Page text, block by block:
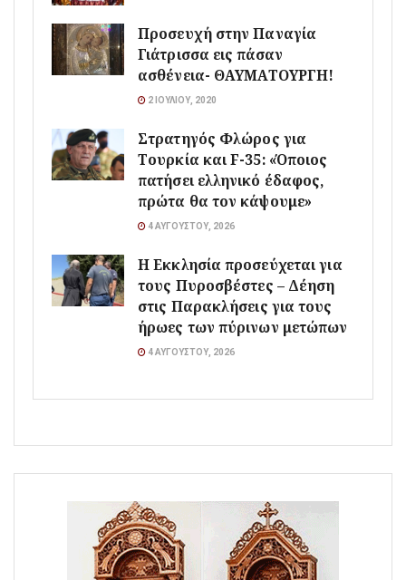
Προσευχή στην Παναγία
Γιάτρισσα εις πάσαν
ασθένεια- ΘΑΥΜΑΤΟΥΡΓΗ!
2 ΙΟΥΛΊΟΥ, 2020
Στρατηγός Φλώρος για
Τουρκία και F-35: «Όποιος
πατήσει ελληνικό έδαφος,
πρώτα θα τον κάψουμε»
4 ΑΥΓΟΎΣΤΟΥ, 2026
Η Εκκλησία προσεύχεται για
τους Πυροσβέστες – Δέηση
στις Παρακλήσεις για τους
ήρωες των πύρινων μετώπων
4 ΑΥΓΟΎΣΤΟΥ, 2026